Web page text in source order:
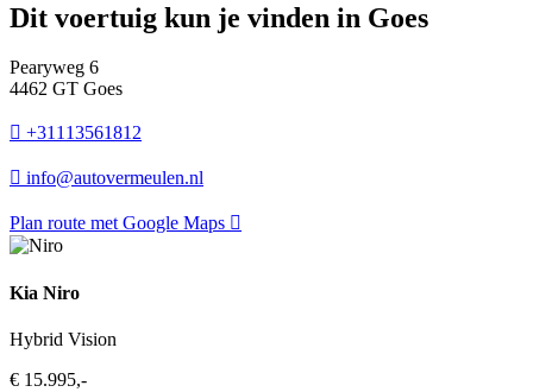
Dit voertuig kun je vinden in Goes
Pearyweg 6
4462 GT Goes
+31113561812
info@autovermeulen.nl
Plan route met Google Maps
Kia Niro
Hybrid Vision
€ 15.995,-